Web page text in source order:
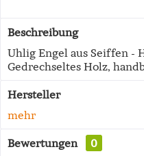
Beschreibung
Uhlig Engel aus Seiffen -
Gedrechseltes Holz,
Hersteller
mehr
Bewertungen
0